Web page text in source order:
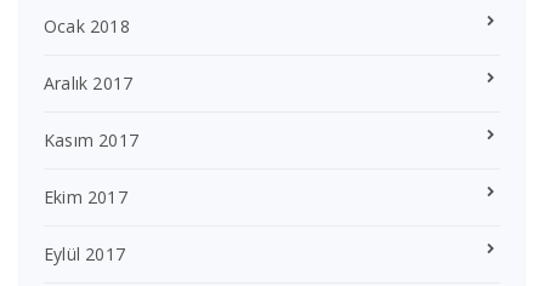
Ocak 2018
Aralık 2017
Kasım 2017
Ekim 2017
Eylül 2017